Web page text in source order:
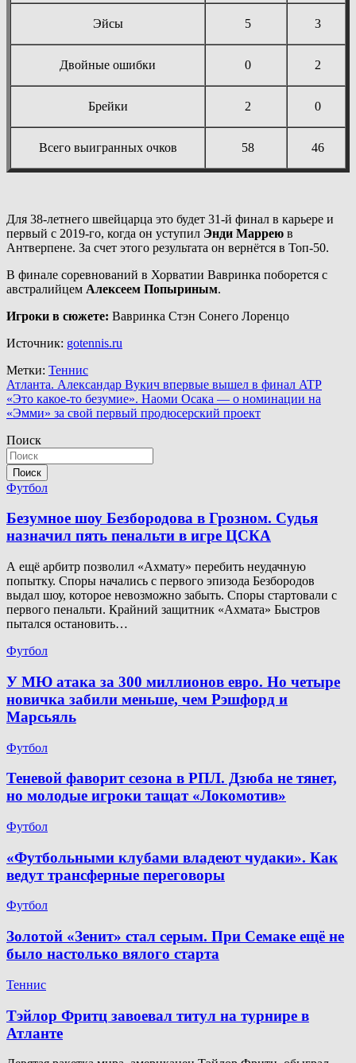
Эйсы 5 3
Двойные ошибки 0 2
Брейки 2 0
Всего выигранных очков 58 46
Для 38-летнего швейцарца это будет 31-й финал в карьере и
первый с 2019-го, когда он уступил Энди Маррею в
Антверпене. За счет этого результата он вернётся в Топ-50.
В финале соревнований в Хорватии Вавринка поборется с
австралийцем Алексеем Попыриным.
Игроки в сюжете: Вавринка Стэн Сонего Лоренцо
Источник: gotennis.ru
Метки: Теннис
Навигация
по
Атланта. Александар Вукич впервые вышел в финал ATP
«Это какое-то безумие». Наоми Осака — о номинации на
«Эмми» за свой первый продюсерский проект
Поиск
Поиск
Футбол
Безумное шоу Безбородова в Грозном. Судья
назначил пять пенальти в игре ЦСКА
А ещё арбитр позволил «Ахмату» перебить неудачную
попытку. Споры начались с первого эпизода Безбородов
выдал шоу, которое невозможно забыть. Споры стартовали с
первого пенальти. Крайний защитник «Ахмата» Быстров
пытался остановить…
Футбол
У МЮ атака за 300 миллионов евро. Но четыре
новичка забили меньше, чем Рэшфорд и
Марсьяль
Футбол
Теневой фаворит сезона в РПЛ. Дзюба не тянет,
но молодые игроки тащат «Локомотив»
Футбол
«Футбольными клубами владеют чудаки». Как
ведут трансферные переговоры
Футбол
Золотой «Зенит» стал серым. При Семаке ещё не
было настолько вялого старта
Теннис
Тэйлор Фритц завоевал титул на турнире в
Атланте